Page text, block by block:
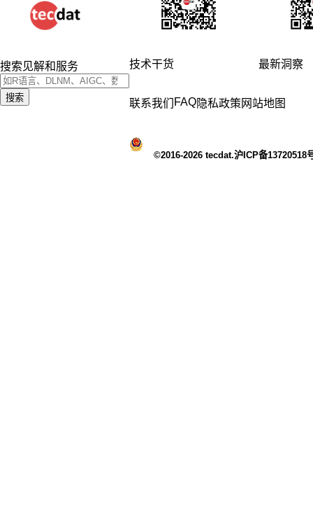
搜索见解和服务
搜索
技术干货 最新洞察
联系我们 FAQ隐私政策 网站地图
©2016-2026 tecdat.沪ICP备13720518